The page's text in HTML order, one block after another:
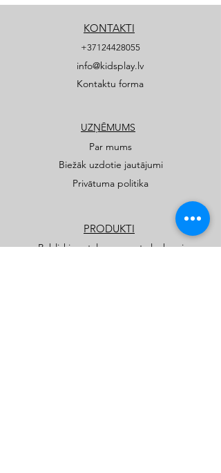
KONTAKTI
+37124428055
info@kidsplay.lv
Kontaktu forma
UZŅĒMUMS
Par mums
Biežāk uzdotie jautājumi
Privātuma politika
PRODUKTI
Publiskie rotaļu un sporta laukumi